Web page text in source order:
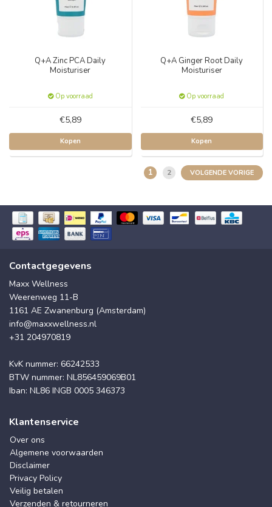
Q+A Zinc PCA Daily
Moisturiser
Op voorraad
€5,89
Kopen
Q+A Ginger Root Daily
Moisturiser
Op voorraad
€5,89
Kopen
1 2 VOLGENDE VORIGE
Contactgegevens
Maxx Wellness
Weerenweg 11-B
1161 AE Zwanenburg (Amsterdam)
info@maxxwellness.nl
+31 204970819
KvK nummer: 66242533
BTW nummer: NL856459069B01
Iban: NL86 INGB 0005 346373
Klantenservice
Over ons
Algemene voorwaarden
Disclaimer
Privacy Policy
Veilig betalen
Verzenden & retourneren